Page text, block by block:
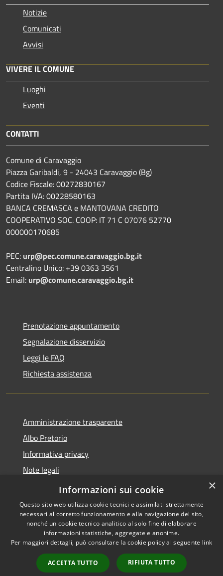
Notizie
Comunicati
Avvisi
VIVERE IL COMUNE
Luoghi
Eventi
CONTATTI
Comune di Caravaggio
Piazza Garibaldi, 9 - 24043 Caravaggio (Bg)
Codice Fiscale: 00272830167
Partita IVA: 00228580163
BANCA CREMASCA e MANTOVANA CREDITO
COOPERATIVO SOC. COOP: IT 71 C 07076 52770
000000170685
PEC: urp@pec.comune.caravaggio.bg.it
Centralino Unico: +39 0363 3561
Email: urp@comune.caravaggio.bg.it
Prenotazione appuntamento
Segnalazione disservizio
Leggi le FAQ
Richiesta assistenza
Amministrazione trasparente
Albo Pretorio
Informativa privacy
Note legali
Dichiarazione di accessibilità
Accessibilità
Copyright © 2026 • Comune di
Caravaggio • Powered by
Municipium•
Accesso
redazione
×
Informazioni sui cookie
Questo sito web utilizza cookie tecnici e assimilati strettamente
necessari al corretto funzionamento e alla navigazione del sito,
nonché un cookie tecnico analitico al solo fine di elaborare
informazioni statistiche, aggregate e anonime.
Per maggiori dettagli, può consultare la cookie policy al seguente link
ACCETTA TUTTO RIFIUTA TUTTO